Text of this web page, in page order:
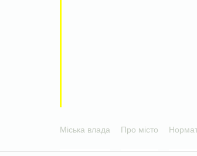
Міська влада Про місто